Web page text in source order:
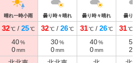
晴れ一時小雨 曇り時々晴れ 曇り時々晴れ 曇り
32℃/ 25℃ 32℃/ 26℃ 31℃/ 26℃ 31℃
40%
0mm
30%
0mm
40%
0mm
50
2